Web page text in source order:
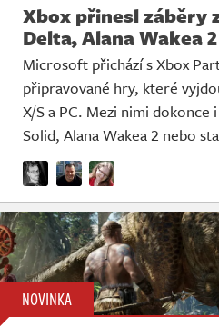
Xbox přinesl záběry
Delta, Alana Wakea
Microsoft přichází s Xbox
připravované hry, které
X/S a PC. Mezi nimi dokonce
Solid, Alana Wakea 2 nebo
NOVINKA